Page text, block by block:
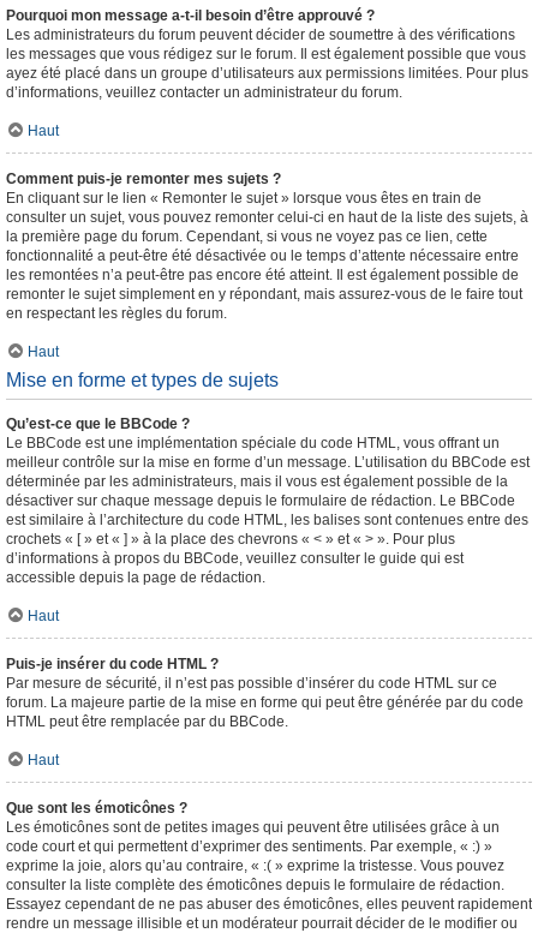
Pourquoi mon message a-t-il besoin d’être approuvé ?
Les administrateurs du forum peuvent décider de soumettre à des vérifications
les messages que vous rédigez sur le forum. Il est également possible que vous
ayez été placé dans un groupe d’utilisateurs aux permissions limitées. Pour plus
d’informations, veuillez contacter un administrateur du forum.
Haut
Comment puis-je remonter mes sujets ?
En cliquant sur le lien « Remonter le sujet » lorsque vous êtes en train de
consulter un sujet, vous pouvez remonter celui-ci en haut de la liste des sujets, à
la première page du forum. Cependant, si vous ne voyez pas ce lien, cette
fonctionnalité a peut-être été désactivée ou le temps d’attente nécessaire entre
les remontées n’a peut-être pas encore été atteint. Il est également possible de
remonter le sujet simplement en y répondant, mais assurez-vous de le faire tout
en respectant les règles du forum.
Haut
Mise en forme et types de sujets
Qu’est-ce que le BBCode ?
Le BBCode est une implémentation spéciale du code HTML, vous offrant un
meilleur contrôle sur la mise en forme d’un message. L’utilisation du BBCode est
déterminée par les administrateurs, mais il vous est également possible de la
désactiver sur chaque message depuis le formulaire de rédaction. Le BBCode
est similaire à l’architecture du code HTML, les balises sont contenues entre des
crochets « [ » et « ] » à la place des chevrons « < » et « > ». Pour plus
d’informations à propos du BBCode, veuillez consulter le guide qui est
accessible depuis la page de rédaction.
Haut
Puis-je insérer du code HTML ?
Par mesure de sécurité, il n’est pas possible d’insérer du code HTML sur ce
forum. La majeure partie de la mise en forme qui peut être générée par du code
HTML peut être remplacée par du BBCode.
Haut
Que sont les émoticônes ?
Les émoticônes sont de petites images qui peuvent être utilisées grâce à un
code court et qui permettent d’exprimer des sentiments. Par exemple, « :) »
exprime la joie, alors qu’au contraire, « :( » exprime la tristesse. Vous pouvez
consulter la liste complète des émoticônes depuis le formulaire de rédaction.
Essayez cependant de ne pas abuser des émoticônes, elles peuvent rapidement
rendre un message illisible et un modérateur pourrait décider de le modifier ou